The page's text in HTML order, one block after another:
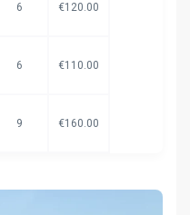
6 €120.00
6 €110.00
9 €160.00